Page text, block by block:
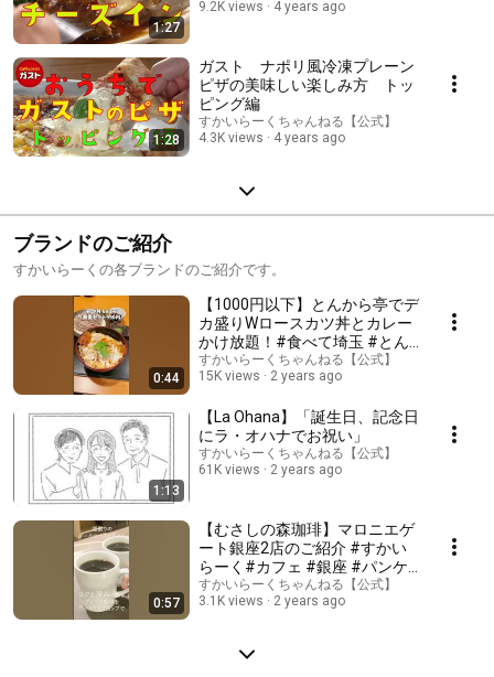
1:27
9.2K views
4 years ago
1:28
ガスト ナポリ風冷凍プレーン
ピザの美味しい楽しみ方 トッ
ピング編
すかいらーくちゃんねる【公式】
4.3K views
4 years ago
ブランドのご紹介
すかいらーくの各ブランドのご紹介です。
0:44
【1000円以下】とんから亭でデ
カ盛りWロースカツ丼とカレー
かけ放題！#食べて埼玉 #とん
から亭 #かつ丼 #カレーかけ放
題 #Wロースかつ #すかいらー
すかいらーくちゃんねる【公式】
15K views
2 years ago
1:13
【La Ohana】「誕生日、記念日
にラ・オハナでお祝い」
すかいらーくちゃんねる【公式】
61K views
2 years ago
0:57
【むさしの森珈琲】マロニエゲ
ート銀座2店のご紹介 #すかい
らーく#カフェ #銀座 #パンケ
ーキ #有楽町駅 #コーヒー #新
店舗 #癒し#こだわり珈琲 #ド
すかいらーくちゃんねる【公式】
3.1K views
2 years ago